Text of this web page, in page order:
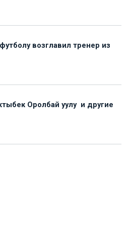
возглавил тренер из
Оролбай уулу и другие